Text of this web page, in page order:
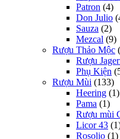
Patron (4)
Don Julio
Sauza (2)
Mezcal (9)
Rượu Thảo Mộc
Rượu
Phụ Kiện
Rượu Mùi (133)
Heering (1)
Pama (1)
Rượu mùi
Licor 43
Rosolio (1)